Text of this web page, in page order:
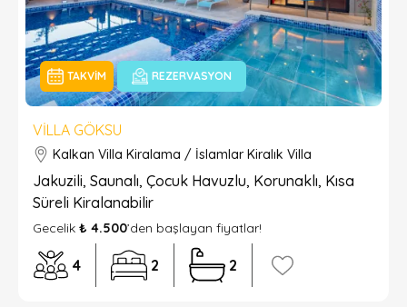
TAKVIM REZERVASYON
VILLA GÖKSU
Kalkan Villa Kiralama / İslamlar Kiralık Villa
Jakuzili, Saunalı, Çocuk Havuzlu, Korunaklı, Kısa
Süreli Kiralanabilir
Gecelik ₺ 4.500’den başlayan fiyatlar!
4 2 2